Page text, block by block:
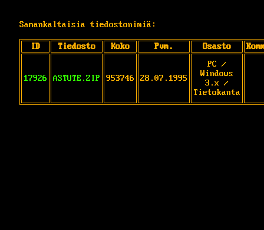
Samankaltaisia tiedostonimiä:
ID Tiedosto Koko Pvm. Osasto
17926 ASTUTE.ZIP 953746 28.07.1995
PC /
Windows
3.x /
Tietokanta